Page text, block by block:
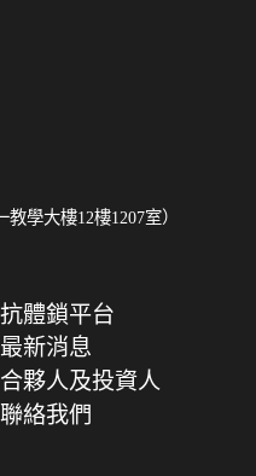
學大樓12樓1207室）
抗體鎖平台
最新消息
合夥人及投資人
聯絡我們